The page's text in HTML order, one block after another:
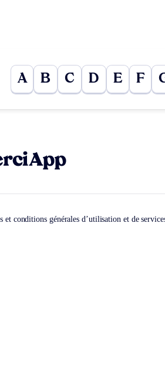
A B C D E F
et conditions générales d’utilisation et de